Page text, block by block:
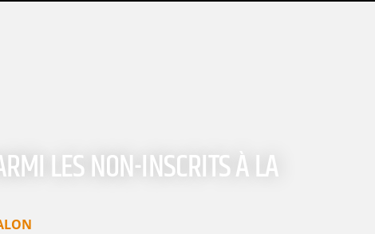
LES NON-INSCRITS À LA